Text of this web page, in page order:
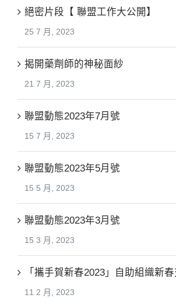
絕密片段【 聯盟工作大公開】
25 7 月, 2023
揭開藥劑師的神秘面紗
21 7 月, 2023
聯盟動態2023年7月號
15 7 月, 2023
聯盟動態2023年5月號
15 5 月, 2023
聯盟動態2023年3月號
15 3 月, 2023
「攜手賀新春2023」自助組織新
11 2 月, 2023